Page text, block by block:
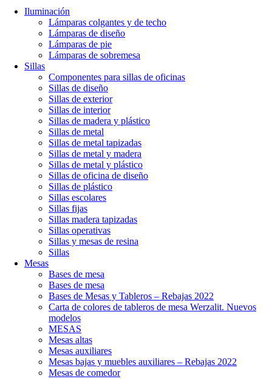
Iluminación
Lámparas colgantes y de techo
Lámparas de diseño
Lámparas de pie
Lámparas de sobremesa
Sillas
Componentes para sillas de oficinas
Sillas de diseño
Sillas de exterior
Sillas de interior
Sillas de madera y plástico
Sillas de metal
Sillas de metal tapizadas
Sillas de metal y madera
Sillas de metal y plástico
Sillas de oficina de diseño
Sillas de plástico
Sillas escolares
Sillas fijas
Sillas madera tapizadas
Sillas operativas
Sillas y mesas de resina
Sillas
Mesas
Bases de mesa
Bases de mesa
Bases de Mesas y Tableros – Rebajas 2022
Carta de colores de tableros de mesa Werzalit. Nuevos
modelos
MESAS
Mesas altas
Mesas auxiliares
Mesas bajas y muebles auxiliares – Rebajas 2022
Mesas de comedor